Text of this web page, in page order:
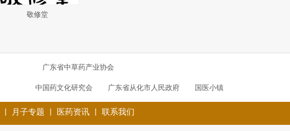
敬修堂
广东省中草药产业协会
中国药文化研究会 广东省从化市人民政府 国医小镇
| 月子专题 | 医药资讯 | 联系我们